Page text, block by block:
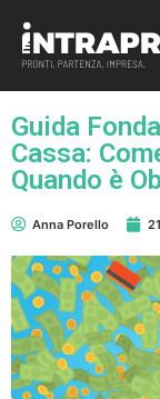
Guida
Cassa:
Quando è
Anna Porello